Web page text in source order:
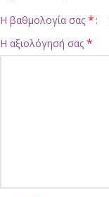
Η βαθμολογία σας *
Η αξιολόγησή σας *